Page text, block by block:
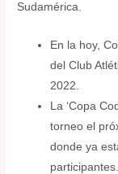
Sudamérica.
En la hoy,
del Club
2022.
La ‘Copa
torneo el
donde ya
participantes.